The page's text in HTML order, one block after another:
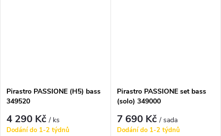
Pirastro PASSIONE (H5) bass
349520
4 290 Kč/ ks
Dodání do 1-2 týdnů
Pirastro PASSIONE set bass
(solo) 349000
7 690 Kč/ sada
Dodání do 1-2 týdnů